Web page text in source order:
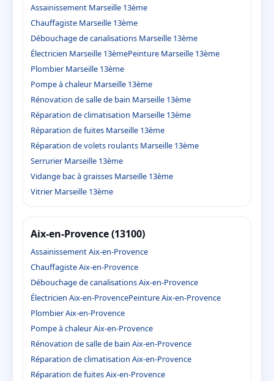
Assainissement Marseille 13ème
Chauffagiste Marseille 13ème
Débouchage de canalisations Marseille 13ème
Électricien Marseille 13èmePeinture Marseille 13ème
Plombier Marseille 13ème
Pompe à chaleur Marseille 13ème
Rénovation de salle de bain Marseille 13ème
Réparation de climatisation Marseille 13ème
Réparation de fuites Marseille 13ème
Réparation de volets roulants Marseille 13ème
Serrurier Marseille 13ème
Vidange bac à graisses Marseille 13ème
Vitrier Marseille 13ème
Aix-en-Provence (13100)
Assainissement Aix-en-Provence
Chauffagiste Aix-en-Provence
Débouchage de canalisations Aix-en-Provence
Électricien Aix-en-ProvencePeinture Aix-en-Provence
Plombier Aix-en-Provence
Pompe à chaleur Aix-en-Provence
Rénovation de salle de bain Aix-en-Provence
Réparation de climatisation Aix-en-Provence
Réparation de fuites Aix-en-Provence